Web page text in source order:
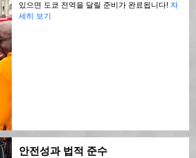
있으면 도쿄 전역을 달릴 준비가 완료됩니다! 자
세히 보기
안전성과 법적 준수